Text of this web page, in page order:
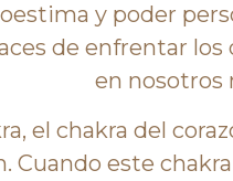
y poder
de enfrentar
en nosotros
el chakra del
Cuando este